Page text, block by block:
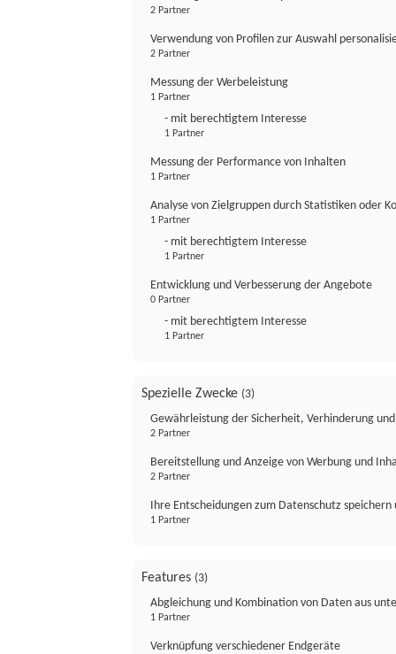
2 Partner
Verwendung von Profilen zur Auswahl
2 Partner
Messung der Werbeleistung
1 Partner
- mit berechtigtem Interesse
1 Partner
Messung der Performance von Inhalten
1 Partner
Analyse von Zielgruppen durch Statistiken oder
1 Partner
- mit berechtigtem Interesse
1 Partner
Entwicklung und Verbesserung der Angebote
0 Partner
- mit berechtigtem Interesse
1 Partner
Spezielle Zwecke (3)
Gewährleistung der Sicherheit, Verhinderung
2 Partner
Bereitstellung und Anzeige von Werbung und
2 Partner
Ihre Entscheidungen zum Datenschutz
1 Partner
Features (3)
Abgleichung und Kombination von Daten aus
1 Partner
Verknüpfung verschiedener Endgeräte